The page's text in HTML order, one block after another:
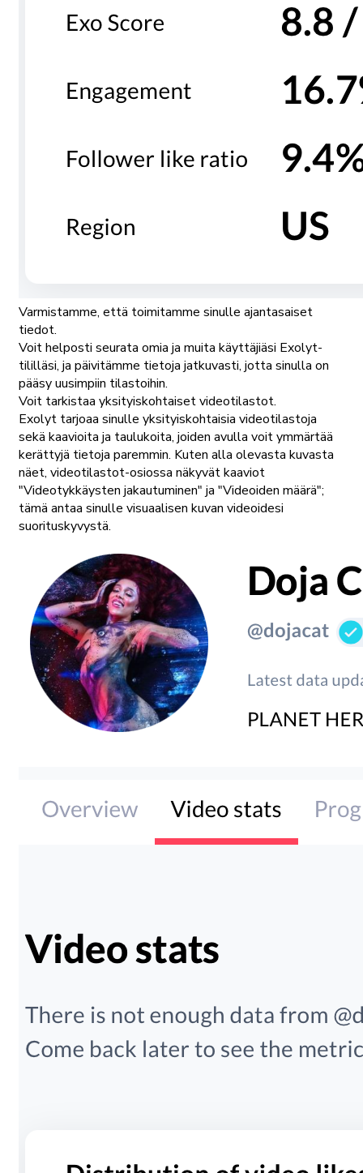
Varmistamme, että toimitamme sinulle ajantasaiset
tiedot.
Voit helposti seurata omia ja muita käyttäjiäsi Exolyt-
tililläsi, ja päivitämme tietoja jatkuvasti, jotta sinulla on
pääsy uusimpiin tilastoihin.
Voit tarkistaa yksityiskohtaiset videotilastot.
Exolyt tarjoaa sinulle yksityiskohtaisia videotilastoja
sekä kaavioita ja taulukoita, joiden avulla voit ymmärtää
kerättyjä tietoja paremmin. Kuten alla olevasta kuvasta
näet, videotilastot-osiossa näkyvät kaaviot
"Videotykkäysten jakautuminen" ja "Videoiden määrä";
tämä antaa sinulle visuaalisen kuvan videoidesi
suorituskyvystä.